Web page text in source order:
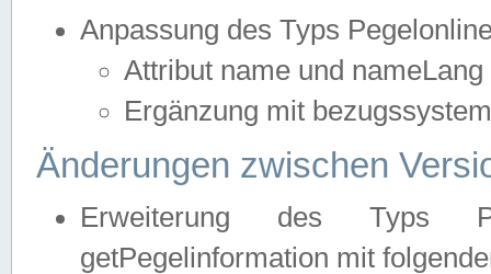
Anpassung des Typs
Attribut name und
Ergänzung mit
Änderungen zwischen
Erweiterung des Typs
getPegelinformation mit